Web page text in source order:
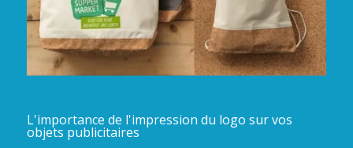
L'importance de l'impression du logo sur vos
objets publicitaires